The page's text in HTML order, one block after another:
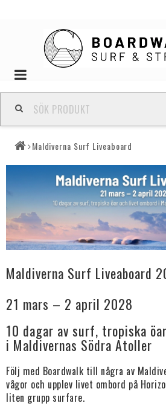
Toggle
navigation
Maldiverna Surf Liveaboard
Maldiverna Surf Liveaboard
21 mars – 2 april 2028
10 dagar av surf, tropiska
i Maldivernas Södra Atoller
Följ med Boardwalk till några av
vågor och upplev livet ombord på
liten grupp surfare.